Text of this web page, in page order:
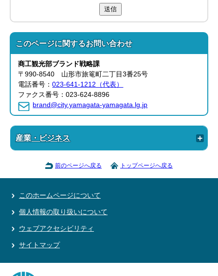
送信
このページに関するお問い合わせ
商工観光部ブランド戦略課
〒990-8540 山形市旅篭町二丁目3番25号
電話番号：023-641-1212（代表）
ファクス番号：023-624-8896
brand@city.yamagata-yamagata.lg.jp
産業・ビジネス
前のページへ戻る トップページへ戻る
このホームページについて
個人情報の取り扱いについて
ウェブアクセシビリティ
サイトマップ